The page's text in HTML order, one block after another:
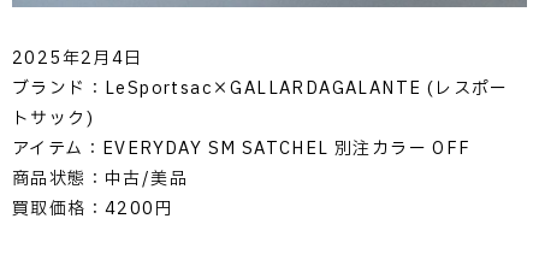
2025年2月4日
ブランド：LeSportsac×GALLARDAGALANTE (レスポー
トサック)
アイテム：EVERYDAY SM SATCHEL 別注カラー OFF
商品状態：中古/美品
買取価格：4200円